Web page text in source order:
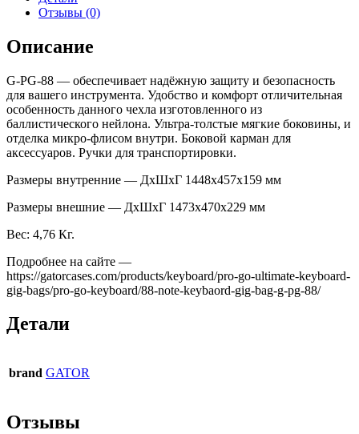
Отзывы (0)
Описание
G-PG-88 — обеспечивает надёжную защиту и безопасность
для вашего инструмента. Удобство и комфорт отличительная
особенность данного чехла изготовленного из
баллистического нейлона. Ультра-толстые мягкие боковины, и
отделка микро-флисом внутри. Боковой карман для
аксессуаров. Ручки для транспортировки.
Размеры внутренние — ДхШхГ 1448х457х159 мм
Размеры внешние — ДхШхГ 1473х470х229 мм
Вес: 4,76 Кг.
Подробнее на сайте —
https://gatorcases.com/products/keyboard/pro-go-ultimate-keyboard-
gig-bags/pro-go-keyboard/88-note-keybaord-gig-bag-g-pg-88/
Детали
brand GATOR
Отзывы